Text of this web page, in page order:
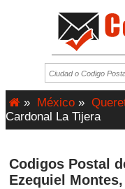
» México »
Cardonal La Tijera
Codigos Postal
Ezequiel